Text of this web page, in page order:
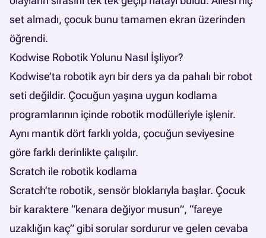
set almadı, çocuk bunu tamamen ekran üzerinden
öğrendi.
Kodwise Robotik Yolunu Nasıl İşliyor?
Kodwise’ta robotik ayrı bir ders ya da pahalı bir robot
seti değildir. Çocuğun yaşına uygun kodlama
programlarının içinde robotik modülleriyle işlenir.
Aynı mantık dört farklı yolda, çocuğun seviyesine
göre farklı derinlikte çalışılır.
Scratch ile robotik kodlama
Scratch’te robotik, sensör bloklarıyla başlar. Çocuk
bir karaktere “kenara değiyor musun”, “fareye
uzaklığın kaç” gibi sorular sordurur ve gelen cevaba